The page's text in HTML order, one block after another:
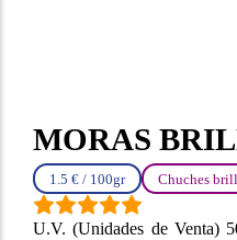
MORAS
1.5 € / 100gr Chuches
U.V. (Unidades de Venta)